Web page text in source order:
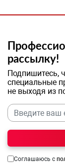
рассылку!
Подпишитесь,
специальные
не выходя из
Соглашаюсь с